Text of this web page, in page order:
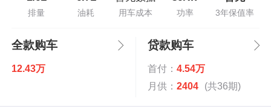
排量 油耗 用车成本 功率 3年保值率
全款购车
12.43万
贷款购车
首付： 4.54万
月供： 2404 (共36期)